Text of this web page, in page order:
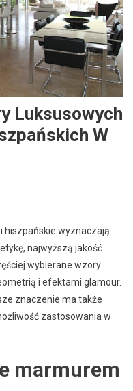
Luksusowych
W
hiszpańskie wyznaczają
najwyższą jakość
wybierane wzory
i efektami glamour.
znaczenie ma także
zastosowania w
marmurem